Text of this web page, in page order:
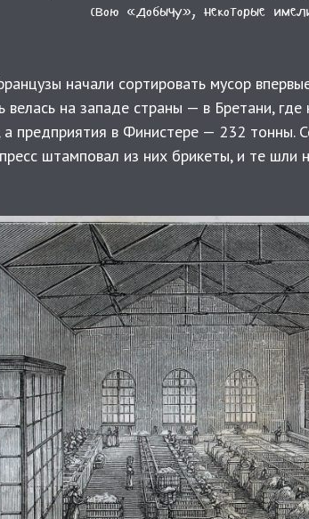
свою «добычу», некоторые
начали сортировать мусор
велась на западе страны — в Бретани,
предприятия в Финистере — 232 тонны.
штамповал из них брикеты, и те шли